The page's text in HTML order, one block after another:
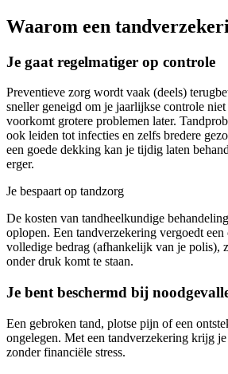
Waarom een
Je gaat regelmatiger op controle
Preventieve zorg wordt vaak (deels)
sneller geneigd om je jaarlijkse controle
voorkomt grotere problemen later.
ook leiden tot infecties en zelfs bredere
een goede dekking kan je tijdig laten
erger.
Je bespaart op tandzorg
De kosten van tandheelkundige
oplopen. Een tandverzekering vergoedt een
volledige bedrag (afhankelijk van je polis),
onder druk komt te staan.
Je bent beschermd bij
Een gebroken tand, plotse pijn of een
ongelegen. Met een tandverzekering krijg
zonder financiële stress.